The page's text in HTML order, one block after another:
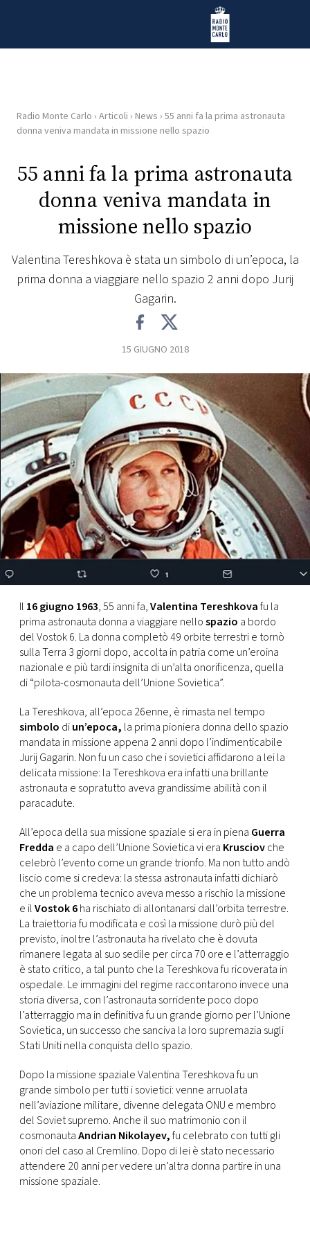
Radio Monte Carlo
HOME
RADIO
WEB
PLAYLIST
CONCORSI
EVENTI
VIDEO
TV
PRINCIPATO
DI
MONACO
RMC
CONSIGLIA
Radio Monte Carlo › Articoli › News › 55 anni fa la prima astronauta
donna veniva mandata in missione nello spazio
55 anni fa la prima astronauta
donna veniva mandata in
missione nello spazio
Valentina Tereshkova è stata un simbolo di un’epoca, la
prima donna a viaggiare nello spazio 2 anni dopo Jurij
Gagarin.
15 GIUGNO 2018
Il 16 giugno 1963, 55 anni fa,Valentina Tereshkovafu la
prima astronauta donna a viaggiare nellospazio a bordo
del Vostok 6. La donna completò 49 orbite terrestri e tornò
sulla Terra 3 giorni dopo, accolta in patria come un’eroina
nazionale e più tardi insignita di un’alta onorificenza, quella
di “pilota-cosmonauta dell’Unione Sovietica”.
La Tereshkova, all’epoca 26enne, è rimasta nel tempo
simbolo diun’epoca, la prima pioniera donna dello spazio
mandata in missione appena 2 anni dopo l’indimenticabile
Jurij Gagarin. Non fu un caso che i sovietici affidarono a lei la
delicata missione: la Tereshkova era infatti una brillante
astronauta e sopratutto aveva grandissime abilità con il
paracadute.
All’epoca della sua missione spaziale si era in piena Guerra
Fredda e a capo dell’Unione Sovietica vi era Krusciovche
celebrò l’evento come un grande trionfo. Ma non tutto andò
liscio come si credeva: la stessa astronauta infatti dichiarò
che un problema tecnico aveva messo a rischio la missione
e ilVostok 6ha rischiato di allontanarsi dall’orbita terrestre.
La traiettoria fu modificata e così la missione durò più del
previsto, inoltre l’astronauta ha rivelato che è dovuta
rimanere legata al suo sedile per circa 70 ore e l’atterraggio
è stato critico, a tal punto che la Tereshkova fu ricoverata in
ospedale. Le immagini del regime raccontarono invece una
storia diversa, con l’astronauta sorridente poco dopo
l’atterraggio ma in definitiva fu un grande giorno per l’Unione
Sovietica, un successo che sanciva la loro supremazia sugli
Stati Uniti nella conquista dello spazio.
Dopo la missione spaziale Valentina Tereshkova fu un
grande simbolo per tutti i sovietici: venne arruolata
nell’aviazione militare, divenne delegata ONU e membro
del Soviet supremo. Anche il suo matrimonio con il
cosmonautaAndrian Nikolayev,fu celebrato con tutti gli
onori del caso al Cremlino. Dopo di lei è stato necessario
attendere 20 anni per vedere un’altra donna partire in una
missione spaziale.